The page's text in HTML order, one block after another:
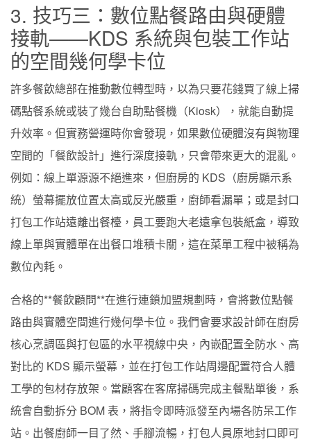
3. 技巧三：數位點餐路由與硬體
接軌——KDS 系統與包裝工作站
的空間幾何學卡位
許多餐飲總部在推動數位轉型時，以為只要花錢買了線上掃
碼點餐系統或裝了幾台自助點餐機（Kiosk），就能自動提
升效率。但實務營運時你會發現，如果數位硬體沒有與物理
空間的「餐飲設計」進行深度接軌，只會帶來更大的混亂。
例如：線上單源源不絕進來，但廚房的 KDS（廚房顯示系
統）螢幕擺放位置太高或反光嚴重，廚師看漏單；或是封口
打包工作站遠離出餐檯，員工要跑大老遠拿包裝紙盒，導致
線上單與實體單在出餐口堆積卡關，這在菜單工程中被稱為
數位內耗。
合格的**餐飲顧問**在進行連鎖加盟規劃時，會將數位點餐
路由與實體空間進行幾何學卡位。我們會要求設計師在廚房
核心烹調區與打包區的水平視線中央，內嵌配置全防水、高
對比的 KDS 顯示螢幕，並在打包工作站周邊配置符合人體
工學的包材存放架。當顧客在客席掃碼完成主餐點單後，系
統會自動拆分 BOM 表，將指令即時派發至內場各防呆工作
站。出餐廚師一目了然、手腳流暢，打包人員原地封口即可